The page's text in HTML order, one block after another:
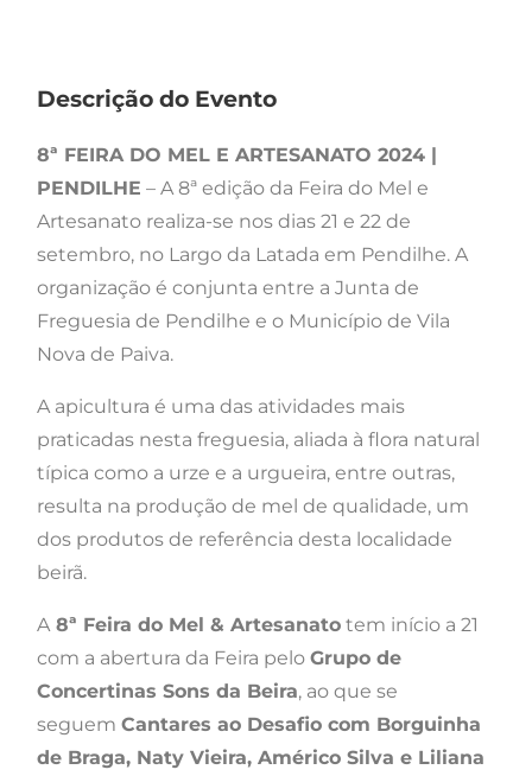
Descrição do Evento
8ª FEIRA DO MEL E ARTESANATO 2024 |
PENDILHE – A 8ª edição da Feira do Mel e
Artesanato realiza-se nos dias 21 e 22 de
setembro, no Largo da Latada em Pendilhe. A
organização é conjunta entre a Junta de
Freguesia de Pendilhe e o Município de Vila
Nova de Paiva.
A apicultura é uma das atividades mais
praticadas nesta freguesia, aliada à flora natural
típica como a urze e a urgueira, entre outras,
resulta na produção de mel de qualidade, um
dos produtos de referência desta localidade
beirã.
A8ª Feira do Mel & Artesanato tem início a 21
com a abertura da Feira pelo Grupo de
Concertinas Sons da Beira, ao que se
seguem Cantares ao Desafio com Borguinha
de Braga, Naty Vieira, Américo Silva e Liliana